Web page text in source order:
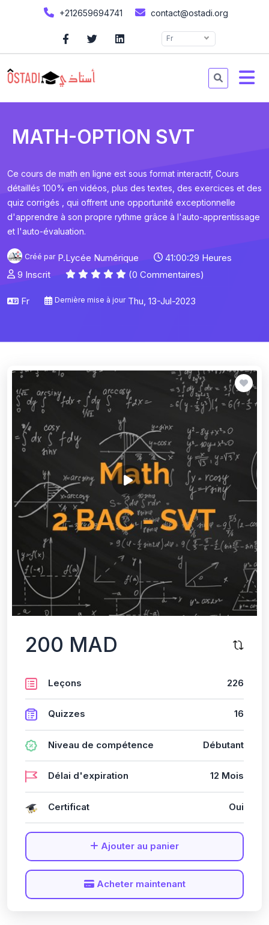
+212659694741 contact@ostadi.org
Fr
MATH-OPTION SVT
Ce cours de math en ligne est sous format interactif, Cours
détaillés 100% en vidéos, plus des textes, des exercices et des
quiz corrigés , qui offrent une opportunité exceptionnelle
d'apprendre à son propre rythme grâce à l'auto-apprentissage
et l'auto-évaluation.
Créé par P.Lycée Numérique
41:00:29 Heures
9 Inscrit
(0 Commentaires)
Fr Dernière mise à jour Thu, 13-Jul-2023
200 MAD
Leçons 226
Quizzes 16
Niveau de compétence Débutant
Délai d'expiration 12 Mois
Certificat Oui
Ajouter au panier
Acheter maintenant